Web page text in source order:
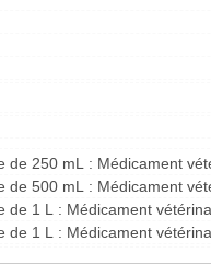
250 mL : Médicament
500 mL : Médicament
1 L : Médicament
1 L : Médicament